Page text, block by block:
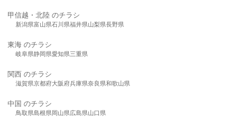
甲信越・北陸 のチラシ
新潟県富山県石川県福井県山梨県長野県
東海 のチラシ
岐阜県静岡県愛知県三重県
関西 のチラシ
滋賀県京都府大阪府兵庫県奈良県和歌山県
中国 のチラシ
鳥取県島根県岡山県広島県山口県